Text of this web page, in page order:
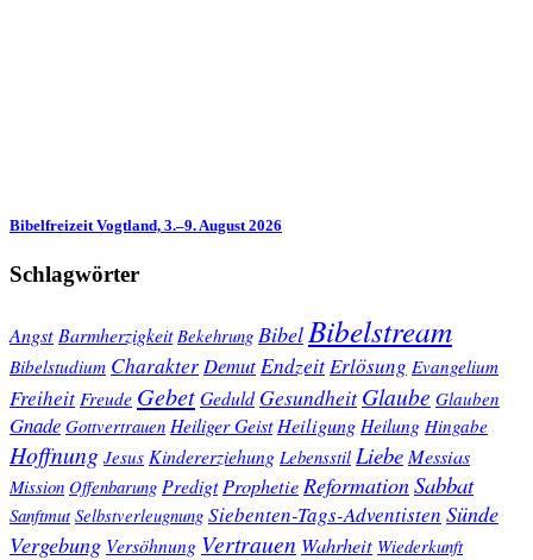
Bibelfreizeit Vogtland, 3.–9. August 2026
Schlagwörter
Angst Barmherzigkeit Bekehrung Bibel Bibelstream
Bibelstudium Charakter Demut Endzeit Erlösung Evangelium
Freiheit Freude GebetGeduld Gesundheit Glaube Glauben
Gnade Gottvertrauen Heiliger Geist Heiligung Heilung Hingabe
Hoffnung Jesus Kindererziehung Lebensstil Liebe Messias
Mission Offenbarung Predigt Prophetie ReformationSabbat
Sanftmut Selbstverleugnung Siebenten-Tags-Adventisten Sünde
Vergebung Versöhnung Vertrauen Wahrheit Wiederkunft